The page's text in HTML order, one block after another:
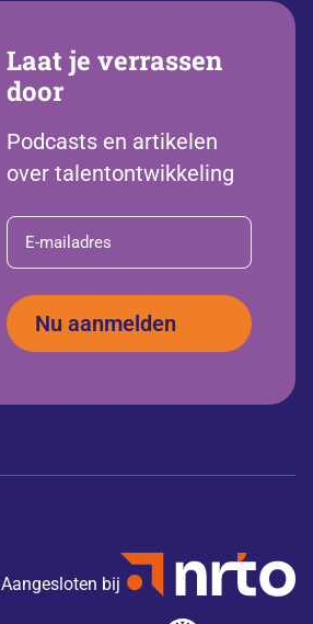
Laat je verrassen
door
Podcasts en artikelen
over talentontwikkeling
E-
mailadres
Aangesloten bij